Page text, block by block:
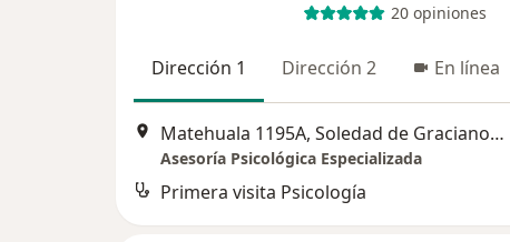
20 opiniones
Dirección 1 Dirección 2 En línea
Matehuala 1195A, Soledad de Graciano Sanchez
Asesoría Psicológica Especializada
Primera visita Psicología